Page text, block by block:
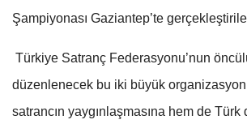
Şampiyonası Gaziantep’te
Türkiye Satranç Federasyonu’nun
düzenlenecek bu iki büyük
satrancın yaygınlaşmasına hem de Türk